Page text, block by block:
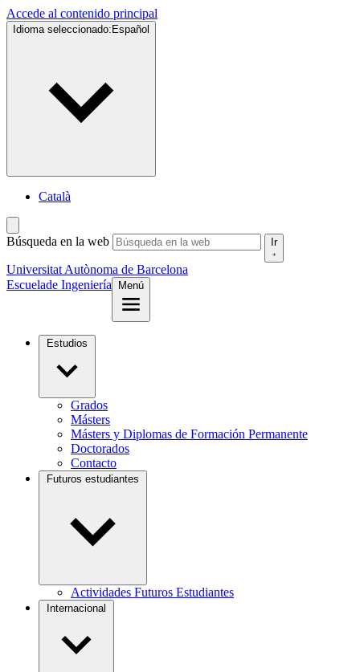
Accede al contenido principal
Idioma seleccionado: Español
Català
Búsqueda en la web Ir
Universitat Autònoma de Barcelona
Escuelade Ingeniería Menú
Estudios
Grados
Másters
Másters y Diplomas de Formación Permanente
Doctorados
Contacto
Futuros estudiantes
Actividades Futuros Estudiantes
Internacional